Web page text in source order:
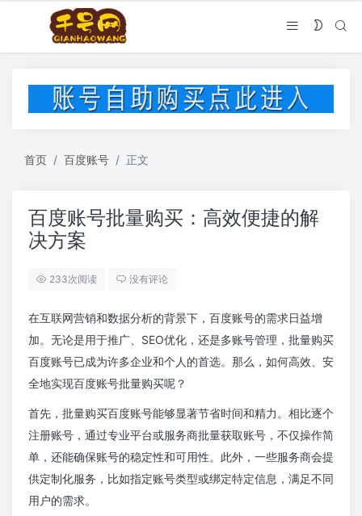
首页 百度账号 正文
百度账号批量购买：高效便捷的解
决方案
233次阅读 没有评论
在互联网营销和数据分析的背景下，百度账号的需求日益增
加。无论是用于推广、SEO优化，还是多账号管理，批量购买
百度账号已成为许多企业和个人的首选。那么，如何高效、安
全地实现百度账号批量购买呢？
首先，批量购买百度账号能够显著节省时间和精力。相比逐个
注册账号，通过专业平台或服务商批量获取账号，不仅操作简
单，还能确保账号的稳定性和可用性。此外，一些服务商会提
供定制化服务，比如指定账号类型或绑定特定信息，满足不同
用户的需求。